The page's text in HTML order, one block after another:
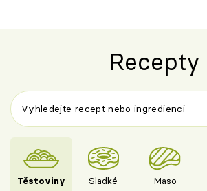
Recepty
Těstoviny Sladké Maso